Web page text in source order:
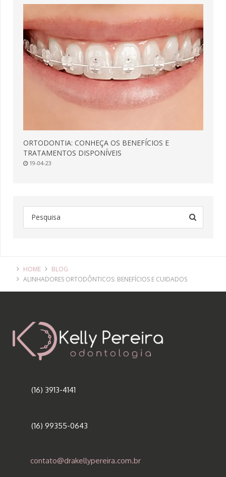
ORTODONTIA: CONHEÇA OS BENEFÍCIOS E
TRATAMENTOS DISPONÍVEIS
19-04-23
HOME
BLOG
ALINHADORES ORTODÔNTICOS: BENEFÍCIOS E CUIDADOS
(16) 3913-4141
(16) 99355-0643
contato@drakellypereira.com.br